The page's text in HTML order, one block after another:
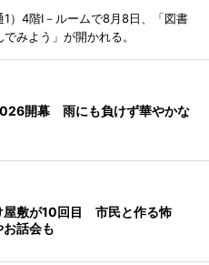
）4階I－ルームで8月8日、「図書
みよう」が開かれる。
開幕 雨にも負けず華やかな
屋敷が10回目 市民と作る怖
話会も